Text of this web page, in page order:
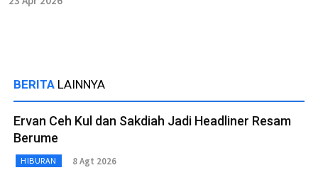
BERITA LAINNYA
Ervan Ceh Kul dan Sakdiah Jadi Headliner Resam
Berume
HIBURAN 8 Agt 2026